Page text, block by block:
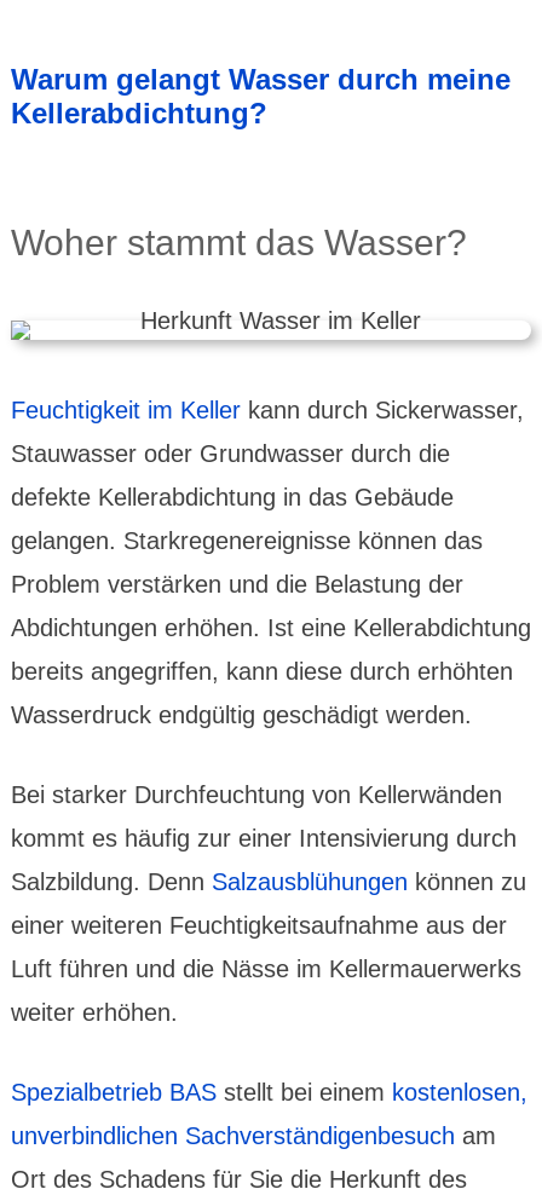
Warum gelangt Wasser durch meine
Keller­abdich­tung?
Woher stammt das Wasser?
Feuchtig­keit im Kellerkann durch Sicker­wasser,
Stau­wasser oder Grund­wasser durch die
defekte Keller­abdich­tung in das Gebäude
gelangen. Stark­regen­ereig­nisse können das
Problem ver­stärken und die Belas­tung der
Abdich­tungen erhöhen. Ist eine Keller­abdich­tung
bereits ange­griffen, kann diese durch erhöhten
Wasser­druck end­gültig geschä­digt werden.
Bei starker Durch­feuch­tung von Keller­wänden
kommt es häufig zur einer Inten­sivie­rung durch
Salz­bildung. Denn Salz­aus­blü­hungen können zu
einer weiteren Feuchtig­keits­auf­nahme aus der
Luft führen und die Nässe im Keller­mauer­werks
weiter erhöhen.
Spezial­betrieb BASstellt bei einem kosten­losen,
unver­bind­lichen Sachver­ständigen­besuch am
Ort des Schadens für Sie die Herkunft des